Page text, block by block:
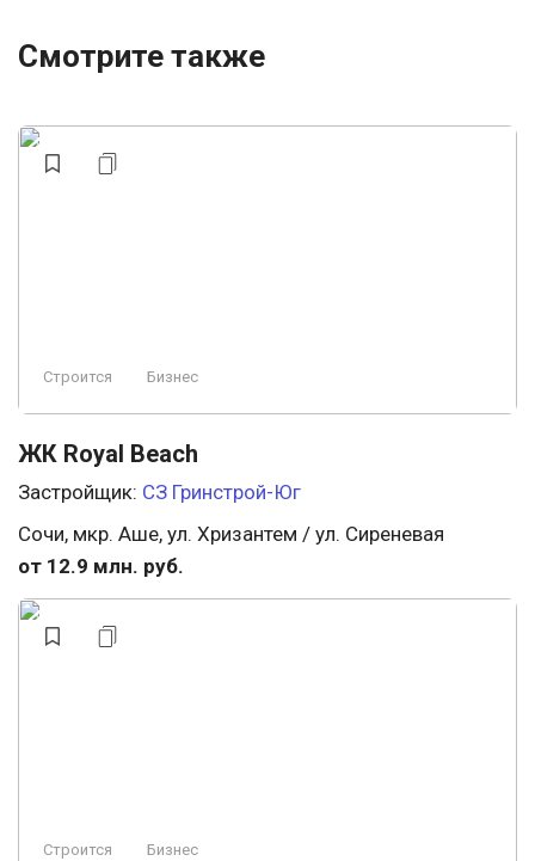
Смотрите также
Строится Бизнес
ЖК Royal Beach
Застройщик: СЗ Гринстрой-Юг
Сочи, мкр. Аше, ул. Хризантем / ул. Сиреневая
от 12.9 млн. руб.
Строится Бизнес